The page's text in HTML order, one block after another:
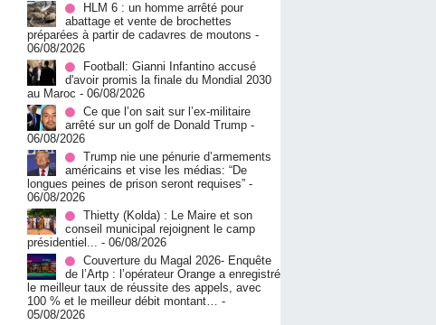
HLM 6 : un homme arrêté pour
abattage et vente de brochettes
préparées à partir de cadavres de moutons -
06/08/2026
Football: Gianni Infantino accusé
d'avoir promis la finale du Mondial 2030
au Maroc - 06/08/2026
Ce que l’on sait sur l’ex-militaire
arrêté sur un golf de Donald Trump -
06/08/2026
Trump nie une pénurie d’armements
américains et vise les médias: “De
longues peines de prison seront requises” -
06/08/2026
‎Thietty (Kolda) : Le Maire et son
conseil municipal rejoignent le camp
présidentiel... - 06/08/2026
Couverture du Magal 2026- Enquête
de l’Artp : l’opérateur Orange a enregistré
le meilleur taux de réussite des appels, avec
100 % et le meilleur débit montant… -
05/08/2026